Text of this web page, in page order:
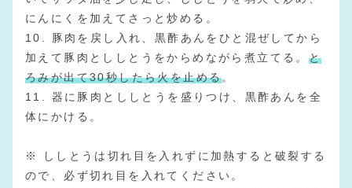
にんにくを加えてさっと炒める。
10. 豚肉を戻し入れ、黒酢あんをひと混ぜしてから
加えて豚肉とししとうをからめながら煮立てる。 と
ろみが出て30秒したら火を止める。
11. 器に豚肉とししとうを盛りつけ、黒酢あんを全
体にかける。
※ ししとうは切れ目を入れずに加熱すると破裂する
ので、必ず切れ目を入れてください。